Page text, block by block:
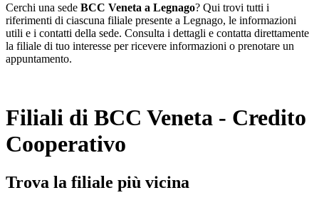
Cerchi una sede BCC Veneta a Legnago? Qui trovi tutti i
riferimenti di ciascuna filiale presente a Legnago, le informazioni
utili e i contatti della sede. Consulta i dettagli e contatta direttamente
la filiale di tuo interesse per ricevere informazioni o prenotare un
appuntamento.
Filiali di BCC Veneta - Credito
Cooperativo
Trova la filiale più vicina